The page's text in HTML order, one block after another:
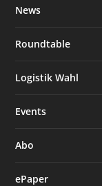
News
Roundtable
Logistik Wahl
Events
Abo
ePaper